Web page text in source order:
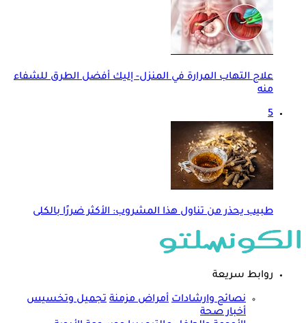
علاج التهاب المرارة في المنزل- إليك أفضل الطرق للشفاء
منه
5
طبيب يحذر من تناول هذا المشروب: الأكثر ضررًا بالكلى
روابط سريعة
نصائح وارشادات أمراض مزمنة تجميل وتخسيس
أخبار صحة